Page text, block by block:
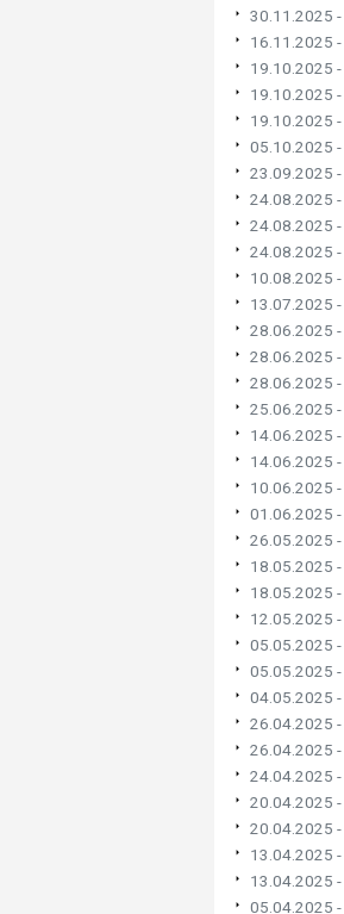
30.11.2025 -
16.11.2025 -
19.10.2025 -
19.10.2025 -
19.10.2025 -
05.10.2025 -
23.09.2025 -
24.08.2025 -
24.08.2025 -
24.08.2025 -
10.08.2025 -
13.07.2025 -
28.06.2025 -
28.06.2025 -
28.06.2025 -
25.06.2025 -
14.06.2025 -
14.06.2025 -
10.06.2025 -
01.06.2025 -
26.05.2025 -
18.05.2025 -
18.05.2025 -
12.05.2025 -
05.05.2025 -
05.05.2025 -
04.05.2025 -
26.04.2025 -
26.04.2025 -
24.04.2025 -
20.04.2025 -
20.04.2025 -
13.04.2025 -
13.04.2025 -
05.04.2025 -